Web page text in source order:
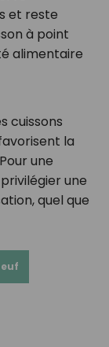
et reste
à point
alimentaire
cuissons
la
une
une
quel que